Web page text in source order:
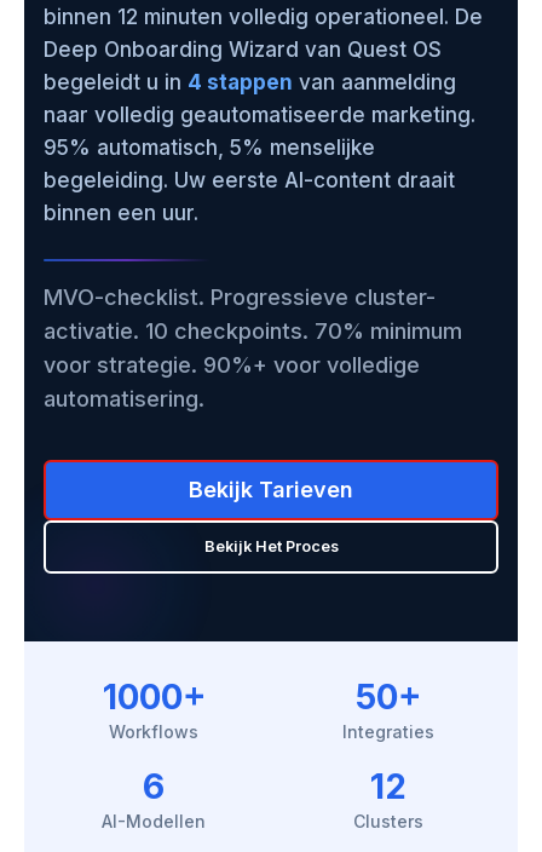
binnen 12 minuten volledig operationeel. De
Deep Onboarding Wizard van Quest OS
begeleidt u in 4 stappen van aanmelding
naar volledig geautomatiseerde marketing.
95% automatisch, 5% menselijke
begeleiding. Uw eerste AI-content draait
binnen een uur.
MVO-checklist. Progressieve cluster-
activatie. 10 checkpoints. 70% minimum
voor strategie. 90%+ voor volledige
automatisering.
Bekijk Tarieven
Bekijk Het Proces
1000+
Workflows
50+
Integraties
6
AI-Modellen
12
Clusters